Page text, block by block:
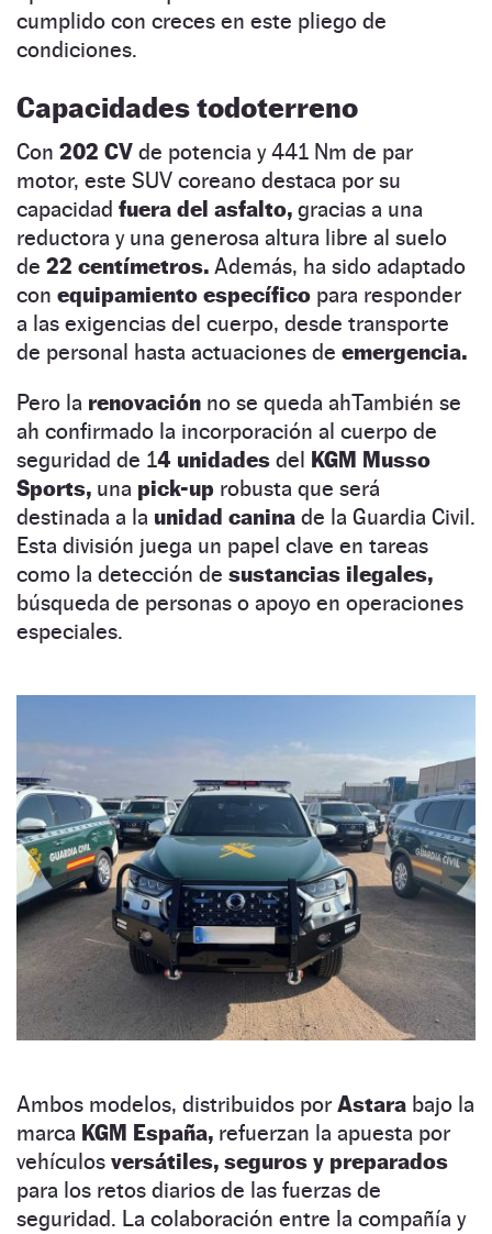
cumplido con creces en este pliego de
condiciones.
Capacidades todoterreno
Con 202 CV de potencia y 441 Nm de par
motor, este SUV coreano destaca por su
capacidad fuera del asfalto, gracias a una
reductora y una generosa altura libre al suelo
de 22 centímetros. Además, ha sido adaptado
con equipamiento específico para responder
a las exigencias del cuerpo, desde transporte
de personal hasta actuaciones de emergencia.
Pero la renovación no se queda ahTambién se
ah confirmado la incorporación al cuerpo de
seguridad de 14 unidades del KGM Musso
Sports, una pick-up robusta que será
destinada a la unidad canina de la Guardia Civil.
Esta división juega un papel clave en tareas
como la detección de sustancias ilegales,
búsqueda de personas o apoyo en operaciones
especiales.
Ambos modelos, distribuidos por Astara bajo la
marca KGM España, refuerzan la apuesta por
vehículos versátiles, seguros y preparados
para los retos diarios de las fuerzas de
seguridad. La colaboración entre la compañía y